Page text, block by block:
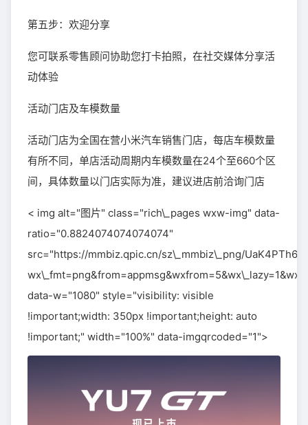
第五步：欢迎分享
您可联系零售顾问协助您打卡拍照，在社交媒体分享活
动体验
活动门店及车模数量
活动门店为全国在营小米汽车销售门店，每店车模数量
有所不同，单店活动周期内车模数量在24个至660个区
间，具体数量以门店实际为准，建议进店前洽询门店
< img alt="图片" class="rich\_pages wxw-img" data-
ratio="0.8824074074074074"
src="https://mmbiz.qpic.cn/sz\_mmbiz\_png/
data-w="1080" style="visibility: visible
!important;width: 350px !important;height: auto
!important;" width="100%" data-imgqrcoded="1">